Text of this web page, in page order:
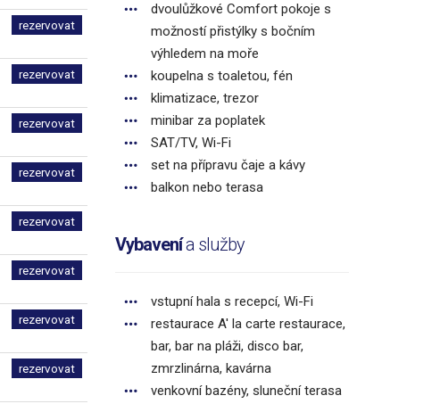
rezervovat
rezervovat
rezervovat
rezervovat
rezervovat
rezervovat
rezervovat
rezervovat
dvoulůžkové Comfort pokoje s
možností přistýlky s bočním
výhledem na moře
koupelna s toaletou, fén
klimatizace, trezor
minibar za poplatek
SAT/TV, Wi-Fi
set na přípravu čaje a kávy
balkon nebo terasa
Vybavenía služby
vstupní hala s recepcí, Wi-Fi
restaurace A' la carte restaurace,
bar, bar na pláži, disco bar,
zmrzlinárna, kavárna
venkovní bazény, sluneční terasa